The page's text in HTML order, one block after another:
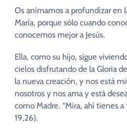
Os animamos a profundizar en
María, porque sólo cuando
conocemos mejor a Jesús.
Ella, como su hijo, sigue
cielos disfrutando de la Gloria
la nueva creación, y nos está
nosotros y nos ama y está
como Madre. “Mira, ahí tienes a
19,26).